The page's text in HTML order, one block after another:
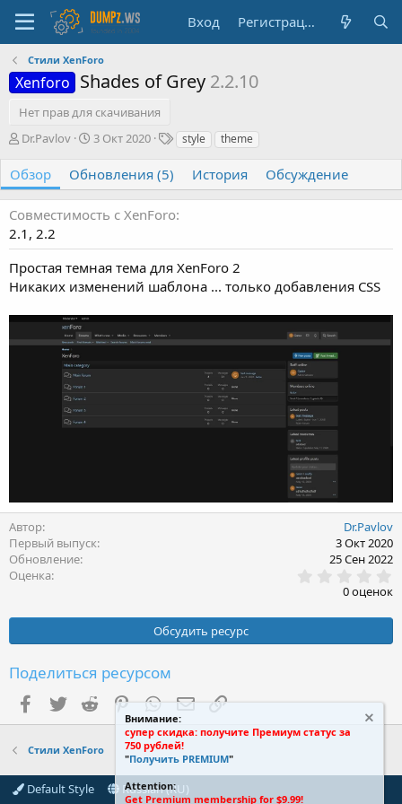
Вход Регистрация
Стили XenForo
Xenforo Shades of Grey 2.2.10
Нет прав для скачивания
А
т
о
р
Dr.Pavlov
Д
т
а
с
о
д
а
н
я
3 Окт 2020
Т
и
style theme
Обзор Обновления (5) История Обсуждение
Совместимость с XenForo
2.1 2.2
Простая темная тема для XenForo 2
Никаких изменений шаблона ... только добавления CSS
Автор
Dr.Pavlov
Первый выпуск
3 Окт 2020
Обновление
25 Сен 2022
Оценка
.
0
0
в
0 оценок
Обсудить ресурс
Поделиться ресурсом
Facebook
Twitter RedditPinterestWhatsAppЭлектронная почта
Ссылка
Стили XenForo
Default Style Russian (RU)
Внимание:
супер скидка: получите Премиум статус за
750 рублей!
"Получить PREMIUM"
Attention:
Get Premium membership for $9.99!